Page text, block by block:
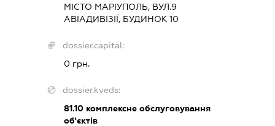
МІСТО МАРІУПОЛЬ, ВУЛ.9
АВІАДИВІЗІЇ, БУДИНОК 10
dossier.capital:
0 грн.
dossier.kveds:
81.10 комплексне обслуговування
об'єктів